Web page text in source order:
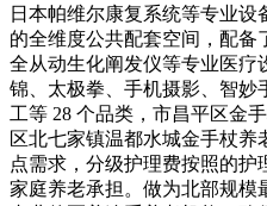
日本帕维尔康复系统等专业设
的全维度公共配套空间，配备
全从动生化阐发仪等专业医疗
锦、太极拳、手机摄影、智妙
工等 28 个品类，市昌平区金
区北七家镇温都水城金手杖
点需求，分级护理费按照的
家庭养老承担。做为北部规模